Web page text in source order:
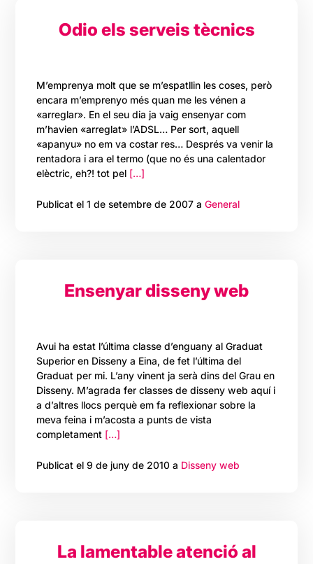
Odio els serveis tècnics
M’emprenya molt que se m’espatllin les coses, però
encara m’emprenyo més quan me les vénen a
«arreglar». En el seu dia ja vaig ensenyar com
m’havien «arreglat» l’ADSL… Per sort, aquell
«apanyu» no em va costar res… Després va venir la
rentadora i ara el termo (que no és una calentador
elèctric, eh?! tot pel […]
Publicat el 1 de setembre de 2007 aGeneral
Ensenyar disseny web
Avui ha estat l’última classe d’enguany al Graduat
Superior en Disseny a Eina, de fet l’última del
Graduat per mi. L’any vinent ja serà dins del Grau en
Disseny. M’agrada fer classes de disseny web aquí i
a d’altres llocs perquè em fa reflexionar sobre la
meva feina i m’acosta a punts de vista
completament […]
Publicat el 9 de juny de 2010 a Disseny web
La lamentable atenció al